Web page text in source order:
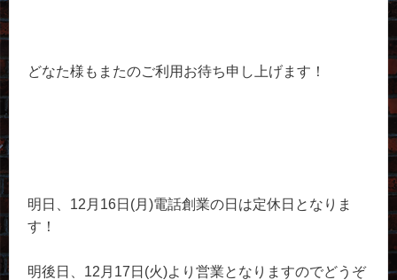
どなた様もまたのご利用お待ち申し上げます！
明日、12月16日(月)電話創業の日は定休日となりま
す！
明後日、12月17日(火)より営業となりますのでどうぞ